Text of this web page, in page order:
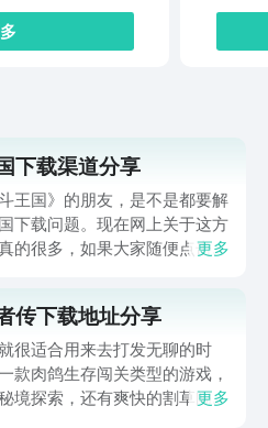
下载渠道分享
王国》的朋友，是不是都要解
下载问题。现在网上关于这方
的很多，如果大家随便点击陌
载会更加方便，九游是手游福
戏平台，在这里不仅能够看到
还能及时查看后续的消息、活
关信息。
更多
传下载地址分享
很适合用来去打发无聊的时
款肉鸽生存闯关类型的游戏，
境探索，还有爽快的割草闯关
更多